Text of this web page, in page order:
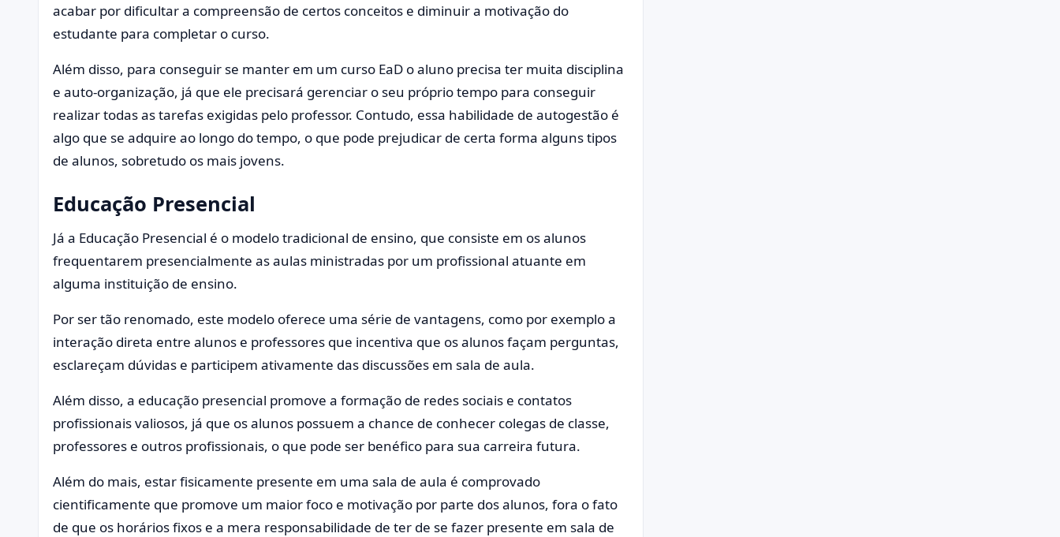
acabar por dificultar a compreensão de certos conceitos e diminuir a motivação do
estudante para completar o curso.
Além disso, para conseguir se manter em um curso EaD o aluno precisa ter muita disciplina
e auto-organização, já que ele precisará gerenciar o seu próprio tempo para conseguir
realizar todas as tarefas exigidas pelo professor. Contudo, essa habilidade de autogestão é
algo que se adquire ao longo do tempo, o que pode prejudicar de certa forma alguns tipos
de alunos, sobretudo os mais jovens.
Educação Presencial
Já a Educação Presencial é o modelo tradicional de ensino, que consiste em os alunos
frequentarem presencialmente as aulas ministradas por um profissional atuante em
alguma instituição de ensino.
Por ser tão renomado, este modelo oferece uma série de vantagens, como por exemplo a
interação direta entre alunos e professores que incentiva que os alunos façam perguntas,
esclareçam dúvidas e participem ativamente das discussões em sala de aula.
Além disso, a educação presencial promove a formação de redes sociais e contatos
profissionais valiosos, já que os alunos possuem a chance de conhecer colegas de classe,
professores e outros profissionais, o que pode ser benéfico para sua carreira futura.
Além do mais, estar fisicamente presente em uma sala de aula é comprovado
cientificamente que promove um maior foco e motivação por parte dos alunos, fora o fato
de que os horários fixos e a mera responsabilidade de ter de se fazer presente em sala de